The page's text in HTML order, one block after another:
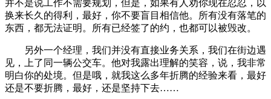
并不是说工作不需要规划，但是，如果有人劝你现在忍忍，以
换来长久的得利，最好，你不要盲目相信他。所有没有落笔的
东西，都无法证明。所有已经签了的约，也都可以被毁改。
另外一个经理，我们并没有直接业务关系，我们在街边遇
见，上了同一辆公交车。他对我露出理解的笑容，说，我非常
明白你的处境。但是哦，就我这么多年折腾的经验来看，最好
还是不要折腾，最好，还是坚持下去……